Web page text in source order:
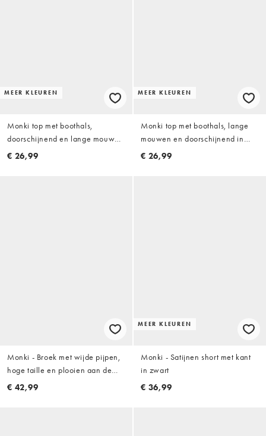
MEER KLEUREN
Monki top met boothals,
doorschijnend en lange mouwen
in zwart
€ 26,99
MEER KLEUREN
Monki top met boothals, lange
mouwen en doorschijnend in
donkerbruin
€ 26,99
Monki - Broek met wijde pijpen,
hoge taille en plooien aan de
voorkant in donkerbruin
€ 42,99
MEER KLEUREN
Monki - Satijnen short met kant
in zwart
€ 36,99